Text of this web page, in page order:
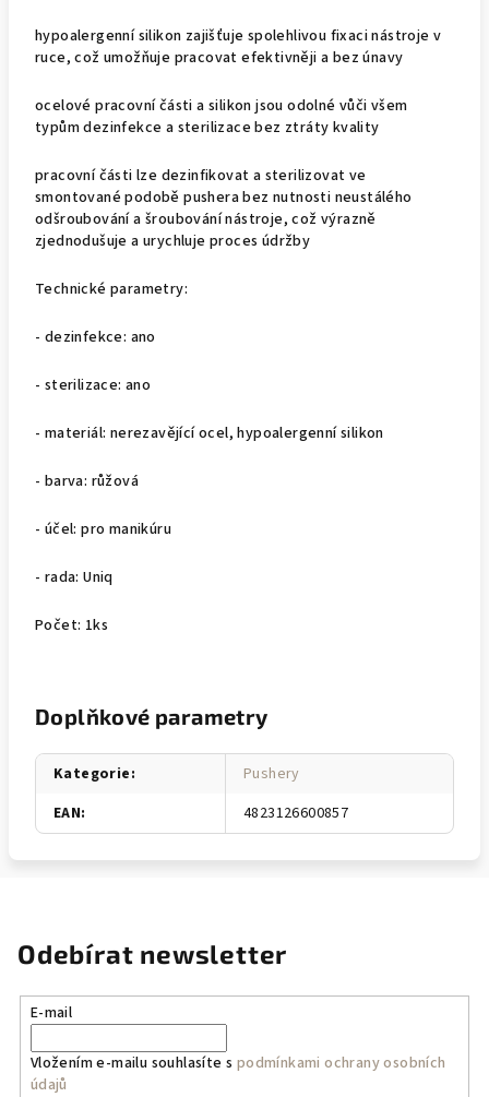
hypoalergenní silikon zajišťuje spolehlivou fixaci nástroje v
ruce, což umožňuje pracovat efektivněji a bez únavy
ocelové pracovní části a silikon jsou odolné vůči všem
typům dezinfekce a sterilizace bez ztráty kvality
pracovní části lze dezinfikovat a sterilizovat ve
smontované podobě pushera bez nutnosti neustálého
odšroubování a šroubování nástroje, což výrazně
zjednodušuje a urychluje proces údržby
Technické parametry:
- dezinfekce: ano
- sterilizace: ano
- materiál: nerezavějící ocel, hypoalergenní silikon
- barva: růžová
- účel: pro manikúru
- rada: Uniq
Počet: 1ks
Doplňkové parametry
Kategorie:
Pushery
EAN: 4823126600857
Odebírat newsletter
E-mail
Vložením e-mailu souhlasíte s podmínkami ochrany osobních
údajů